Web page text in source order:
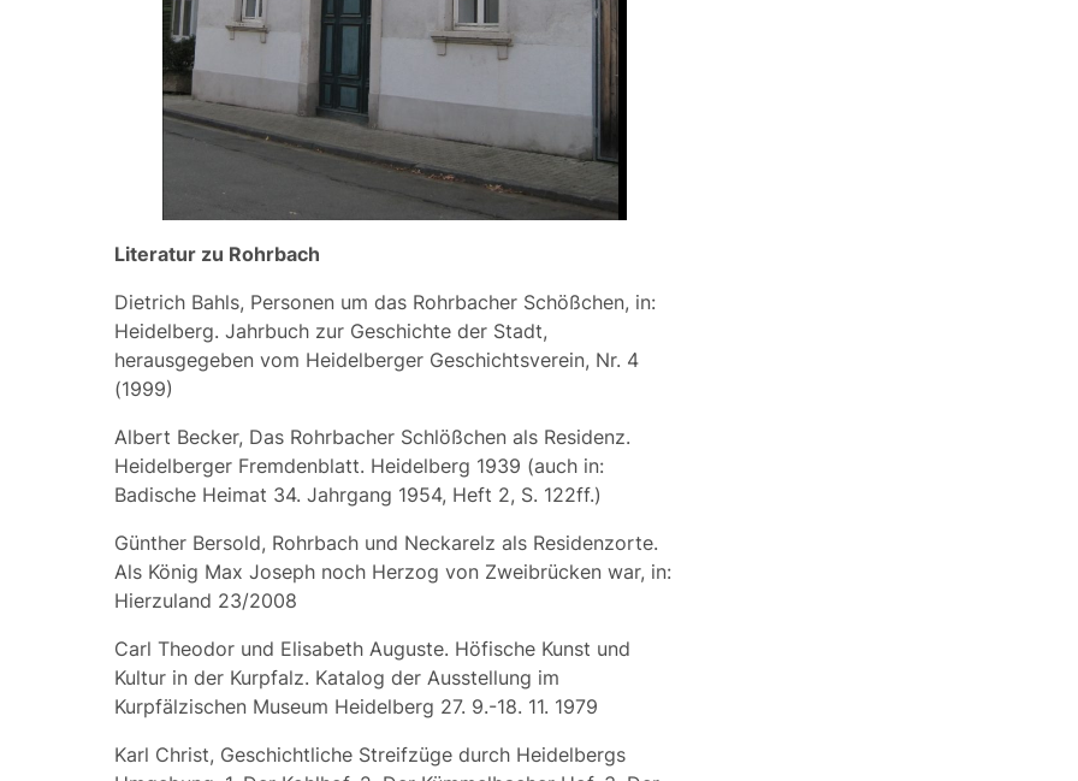
Literatur zu Rohrbach
Dietrich Bahls, Personen um das Rohrbacher Schößchen, in:
Heidelberg. Jahrbuch zur Geschichte der Stadt,
herausgegeben vom Heidelberger Geschichtsverein, Nr. 4
(1999)
Albert Becker, Das Rohrbacher Schlößchen als Residenz.
Heidelberger Fremdenblatt. Heidelberg 1939 (auch in:
Badische Heimat 34. Jahrgang 1954, Heft 2, S. 122ff.)
Günther Bersold, Rohrbach und Neckarelz als Residenzorte.
Als König Max Joseph noch Herzog von Zweibrücken war, in:
Hierzuland 23/2008
Carl Theodor und Elisabeth Auguste. Höfische Kunst und
Kultur in der Kurpfalz. Katalog der Ausstellung im
Kurpfälzischen Museum Heidelberg 27. 9.-18. 11. 1979
Karl Christ, Geschichtliche Streifzüge durch Heidelbergs